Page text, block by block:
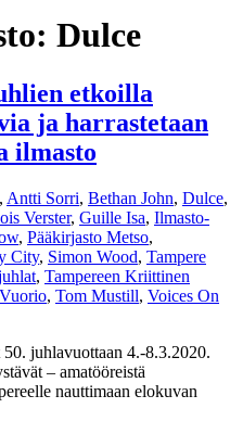
Dulce
etkoilla
ja harrastetaan
ilmasto
, Antti Sorri, Bethan John, Dulce,
Verster, Guille Isa, Ilmasto-
, Pääkirjasto Metso,
City, Simon Wood, Tampere
, Tampereen Kriittinen
, Tom Mustill, Voices On
juhlavuottaan 4.-8.3.2020.
– amatööreistä
nauttimaan elokuvan